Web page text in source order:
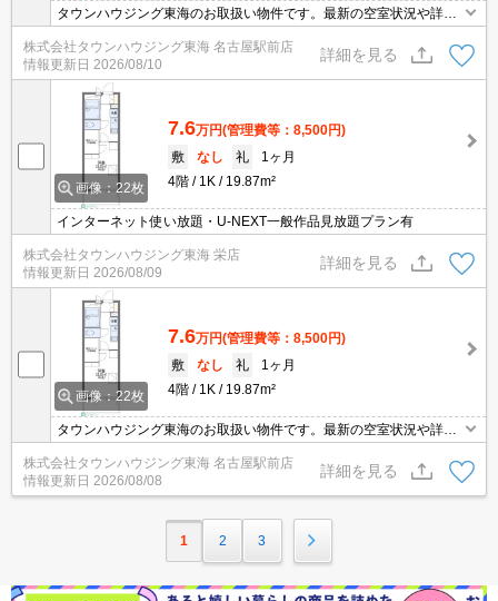
タウンハウジング東海のお取扱い物件です。最新の空室状況や詳細
などお気軽にお問い合わせください。
株式会社タウンハウジング東海 名古屋駅前店
情報更新日 2026/08/10
詳細を見る
画像：22枚
7.6万円(管理費等：8,500円)
敷
なし 礼
1ヶ月
4階
1K 19.87m²
インターネット使い放題・U-NEXT一般作品見放題プラン有
株式会社タウンハウジング東海 栄店
情報更新日 2026/08/09
詳細を見る
画像：22枚
7.6万円(管理費等：8,500円)
敷
なし 礼
1ヶ月
4階
1K 19.87m²
タウンハウジング東海のお取扱い物件です。最新の空室状況や詳細
などお気軽にお問い合わせください。
株式会社タウンハウジング東海 名古屋駅前店
情報更新日 2026/08/08
詳細を見る
1 2 3